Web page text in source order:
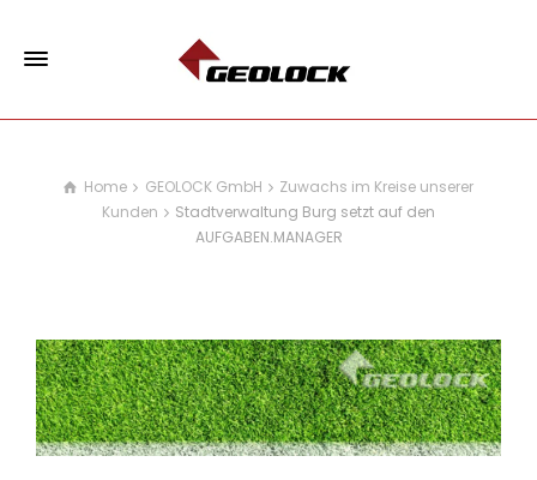
Home GEOLOCK GmbH
Zuwachs im Kreise unserer
Kunden
Stadtverwaltung Burg setzt auf den
AUFGABEN.MANAGER